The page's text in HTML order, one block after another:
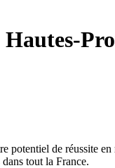
potentiel de réussite
tout la France.